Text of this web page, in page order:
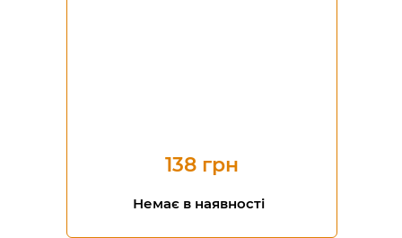
138 грн
Немає в наявності